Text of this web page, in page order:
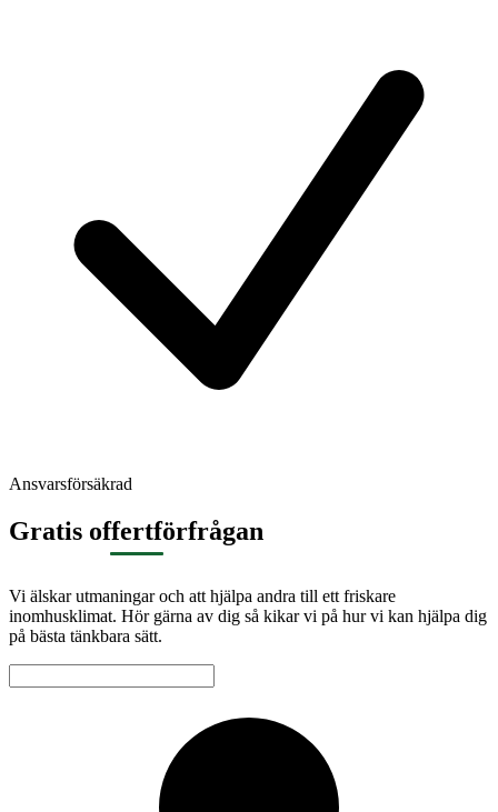
Ansvarsförsäkrad
Gratis offertförfrågan
Vi älskar utmaningar och att hjälpa andra till ett friskare
inomhusklimat. Hör gärna av dig så kikar vi på hur vi kan hjälpa dig
på bästa tänkbara sätt.